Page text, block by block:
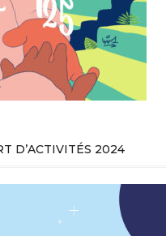
D’ACTIVITÉS 2024